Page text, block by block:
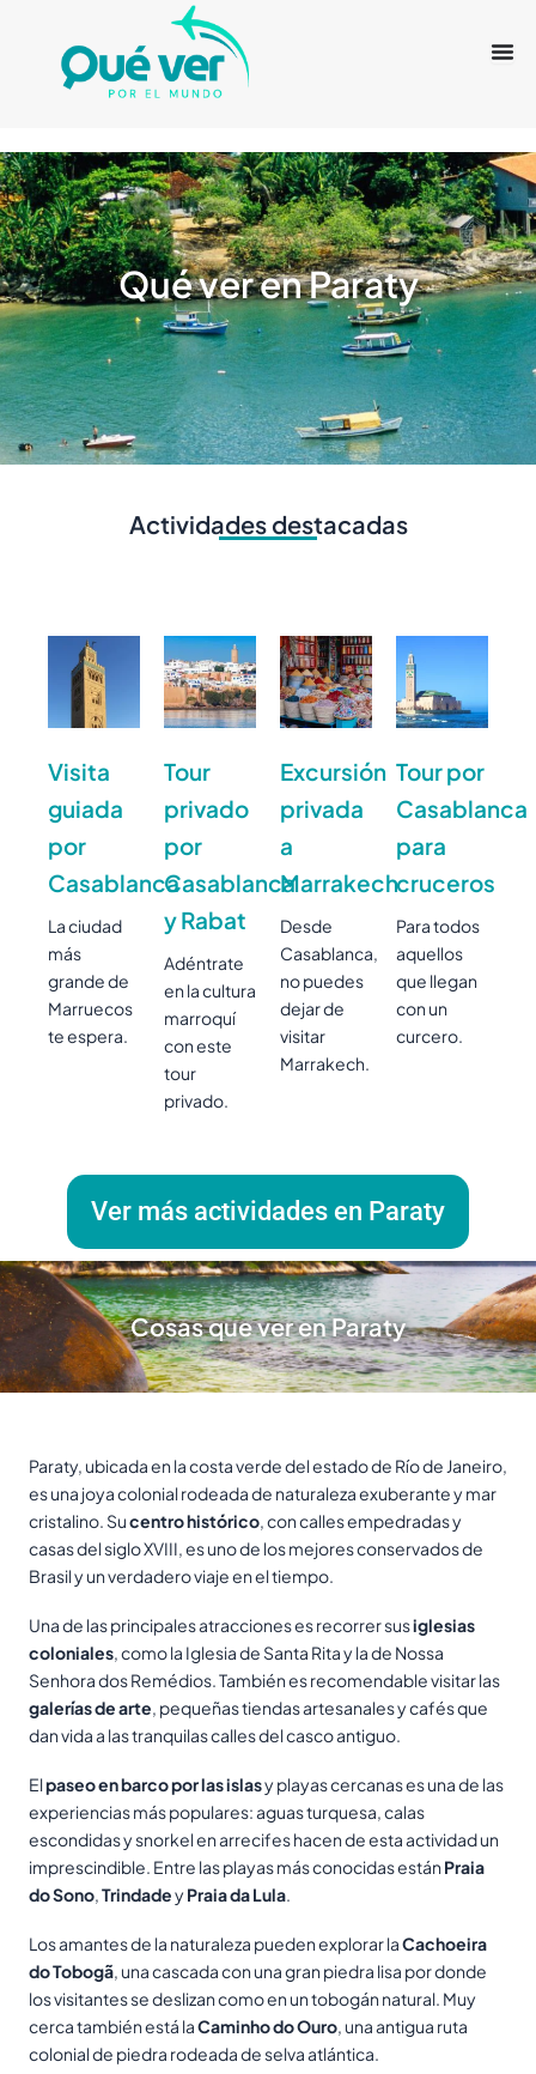
contenido
Qué ver en Paraty
Actividades destacadas
Visita
guiada
por
Casablanca
La ciudad
más
grande de
Marruecos
te espera.
Tour
privado
por
Casablanca
y Rabat
Adéntrate
en la cultura
marroquí
con este
tour
privado.
Excursión
privada
a
Marrakech
Desde
Casablanca,
no puedes
dejar de
visitar
Marrakech.
Tour por
Casablanca
para
cruceros
Para todos
aquellos
que llegan
con un
curcero.
Ver más actividades en Paraty
Cosas que ver en Paraty
Paraty, ubicada en la costa verde del estado de Río de Janeiro,
es una joya colonial rodeada de naturaleza exuberante y mar
cristalino. Sucentro histórico, con calles empedradas y
casas del siglo XVIII, es uno de los mejores conservados de
Brasil y un verdadero viaje en el tiempo.
Una de las principales atracciones es recorrer susiglesias
coloniales, como la Iglesia de Santa Rita y la de Nossa
Senhora dos Remédios. También es recomendable visitar las
galerías de arte, pequeñas tiendas artesanales y cafés que
dan vida a las tranquilas calles del casco antiguo.
Elpaseo en barco por las islasy playas cercanas es una de las
experiencias más populares: aguas turquesa, calas
escondidas y snorkel en arrecifes hacen de esta actividad un
imprescindible. Entre las playas más conocidas están Praia
do Sono,TrindadeyPraia da Lula.
Los amantes de la naturaleza pueden explorar laCachoeira
do Tobogã, una cascada con una gran piedra lisa por donde
los visitantes se deslizan como en un tobogán natural. Muy
cerca también está laCaminho do Ouro, una antigua ruta
colonial de piedra rodeada de selva atlántica.